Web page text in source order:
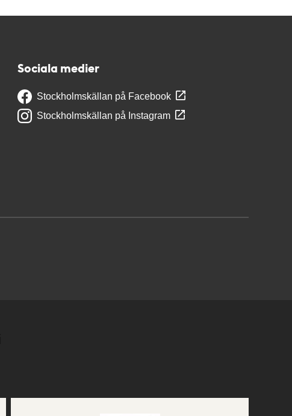
Sociala medier
Stockholmskällan på Facebook
Stockholmskällan på Instagram